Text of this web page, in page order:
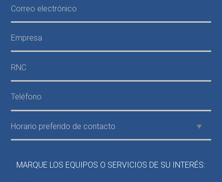
MARQUE LOS EQUIPOS O SERVICIOS DE SU INTERÉS: